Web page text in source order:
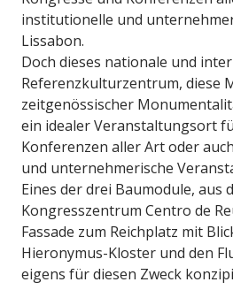
institutionelle und
Lissabon.
Doch dieses nationale und
Referenzkulturzentrum, diese
zeitgenössischer
ein idealer Veranstaltungsort
Konferenzen aller Art oder
und unternehmerische
Eines der drei Baumodule, aus
Kongresszentrum Centro de
Fassade zum Reichplatz mit
Hieronymus-Kloster und den
eigens für diesen Zweck